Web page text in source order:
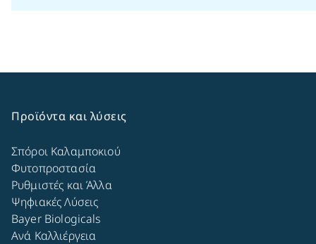
Προϊόντα και λύσεις
Σπόροι Καλαμποκιού
Φυτοπροστασία
Ρυθμιστές και Άλλα
Ψηφιακές Λύσεις
Bayer Biologicals
Ανά Καλλιέργεια